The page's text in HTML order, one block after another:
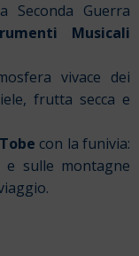
Seconda Guerra
Musicali
vivace dei
frutta secca e
con la funivia:
sulle montagne